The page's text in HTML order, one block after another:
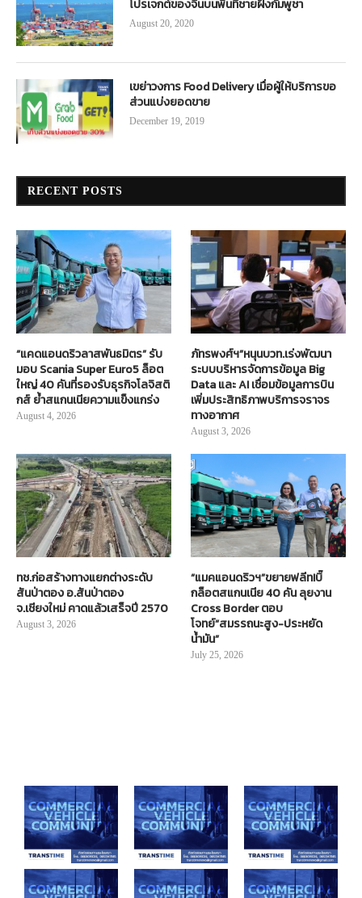
โปรเจกต์ของจีนบนพื้นที่ชายฝั่งกัมพูชา
August 20, 2020
เขย่าวงการ Food Delivery เมื่อผู้ให้บริการขอ
ส่วนแบ่งยอดขาย
December 19, 2019
RECENT POSTS
“แคดแอนดริวลาสพันธมิตร” รับ
มอบ Scania Super Euro5 ล็อต
ใหญ่ 40 คันที่รองรับธุรกิจโลจิสติ
กส์ ย้ำสแกนเนียความแข็งแกร่ง
August 4, 2026
ภัทรพงศ์ฯ”หนุนบวท.เร่งพัฒนา
ระบบบริหารจัดการข้อมูล Big
Data และ AI เชื่อมข้อมูลการบิน
เพิ่มประสิทธิภาพบริการจราจร
ทางอากาศ
August 3, 2026
ทช.ก่อสร้างทางแยกต่างระดับ
สันป่าตอง อ.สันป่าตอง
จ.เชียงใหม่ คาดแล้วเสร็จปี 2570
August 3, 2026
“แมคแอนดริวฯ”ขยายฟลีท!บิ๊
กล็อตสแกนเนีย 40 คัน ลุยงาน
Cross Border ตอบ
โจทย์“สมรรถนะสูง-ประหยัด
น้ำมัน”
July 25, 2026